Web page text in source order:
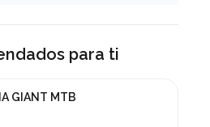
para ti
GIANT MTB